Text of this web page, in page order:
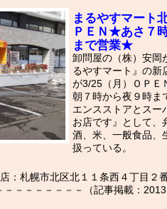
まるやすマート
ＰＥＮ★あさ７
まで営業★
卸問屋の（株）安岡
るやすマート』の新
が3/25（月）ＯＰＥ
朝７時から夜９時ま
エンスストアとスー
お店です』として、
酒、米、一般食品、
扱っている。
：札幌市北区北１１条西４丁目２
－－－－－－－－（記事掲載：